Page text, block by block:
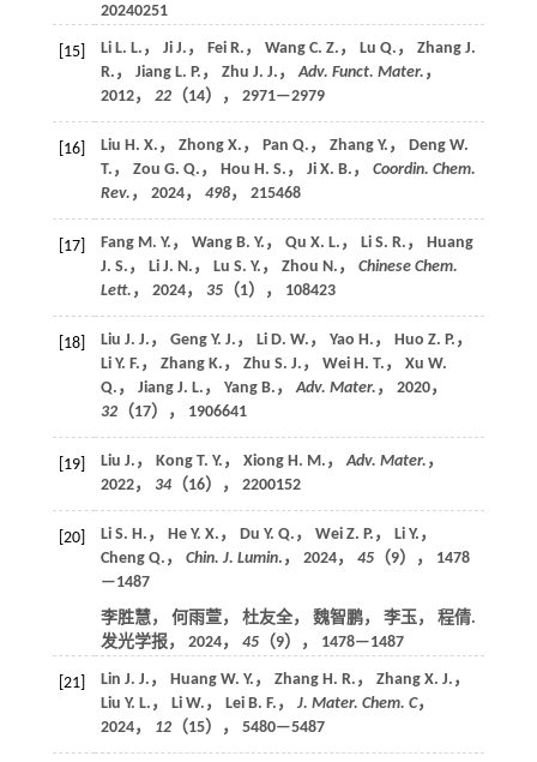
20240251
[15]
Li L. L.， Ji J.， Fei R.， Wang C. Z.， Lu Q.， Zhang J.
R.， Jiang L. P.， Zhu J. J.，Adv. Funct. Mater. ，
2012， 22（14）， 2971—2979
[16]
Liu H. X.， Zhong X.， Pan Q.， Zhang Y.， Deng W.
T.， Zou G. Q.， Hou H. S.， Ji X. B.， Coordin. Chem.
Rev. ， 2024， 498， 215468
[17]
Fang M. Y.， Wang B. Y.， Qu X. L.， Li S. R.， Huang
J. S.， Li J. N.， Lu S. Y.， Zhou N.， Chinese Chem.
Lett. ， 2024， 35（1）， 108423
[18]
Liu J. J.， Geng Y. J.， Li D. W.， Yao H.， Huo Z. P.，
Li Y. F.， Zhang K.， Zhu S. J.， Wei H. T.， Xu W.
Q.， Jiang J. L.， Yang B.，Adv. Mater. ， 2020，
32（17）， 1906641
[19] Liu J.， Kong T. Y.， Xiong H. M.，Adv. Mater. ，
2022， 34（16）， 2200152
[20]
Li S. H.， He Y. X.， Du Y. Q.， Wei Z. P.， Li Y.，
Cheng Q.， Chin. J. Lumin.， 2024， 45（9）， 1478
—1487
李胜慧， 何雨萱， 杜友全， 魏智鹏， 李玉， 程倩.
发光学报， 2024， 45（9）， 1478—1487
[21]
Lin J. J.， Huang W. Y.， Zhang H. R.， Zhang X. J.，
Liu Y. L.， Li W.， Lei B. F.， J. Mater. Chem. C，
2024， 12（15）， 5480—5487